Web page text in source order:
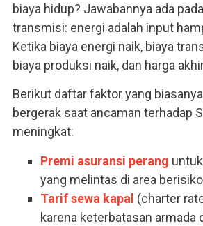
biaya hidup? Jawabannya ada
transmisi: energi adalah input
Ketika biaya energi naik, biaya
biaya produksi naik, dan harga
Berikut daftar faktor yang
bergerak saat ancaman terhadap
meningkat:
Premi asuransi perang
yang melintas di area
Tarif sewa kapal (charter
karena keterbatasan armada